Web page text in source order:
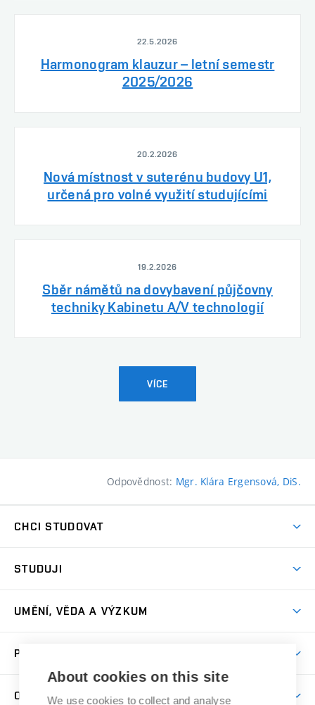
22.5.2026
Harmonogram klauzur – letní semestr
2025/2026
20.2.2026
Nová místnost v suterénu budovy U1,
určená pro volné využití studujícími
19.2.2026
Sběr námětů na dovybavení půjčovny
techniky Kabinetu A/V technologií
VÍCE
Odpovědnost: Mgr. Klára Ergensová, DiS.
CHCI STUDOVAT
Přijímačky
Dny otevřených dveří
Přípravné kurzy
Studium bez bariér
STUDUJI
Časový plán studia
Studijní předpisy a formuláře
Studium a stáže v zahraničí
UMĚNÍ, VĚDA A VÝZKUM
Publikační činnost
PRO VEŘEJNOST
Letní školy a semestrální kurzy
O FAKULTĚ
About cookies on this site
We use cookies to collect and analyse